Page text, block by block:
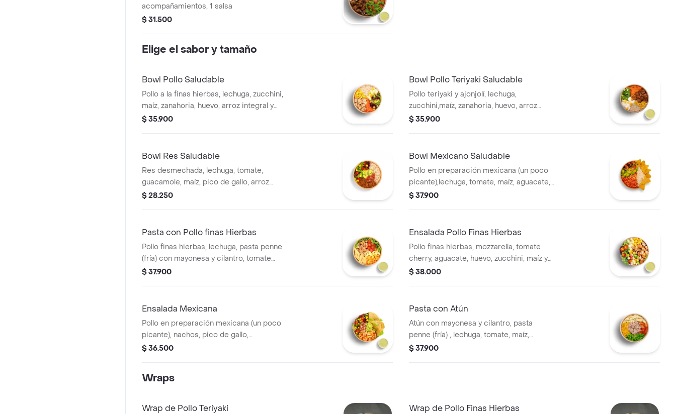
acompañamientos, 1 salsa
$ 31.500
Elige el sabor y tamaño
Bowl Pollo Saludable
Pollo a la finas hierbas, lechuga, zucchini,
maíz, zanahoria, huevo, arroz integral y
salsa verde
$ 35.900
Bowl Pollo Teriyaki Saludable
Pollo teriyaki y ajonjolí, lechuga,
zucchini,maíz, zanahoria, huevo, arroz
integral y salsa verde
$ 35.900
Bowl Res Saludable
Res desmechada, lechuga, tomate,
guacamole, maíz, pico de gallo, arroz
integral y salsa verde
$ 28.250
Bowl Mexicano Saludable
Pollo en preparación mexicana (un poco
picante),lechuga, tomate, maíz, aguacate,
nachos, arroz integral y salsa verde
$ 37.900
Pasta con Pollo finas Hierbas
Pollo finas hierbas, lechuga, pasta penne
(fría) con mayonesa y cilantro, tomate
cherry,mozzarella, maíz, huevo y salsa
$ 37.900
Ensalada Pollo Finas Hierbas
Pollo finas hierbas, mozzarella, tomate
cherry, aguacate, huevo, zucchini, maíz y
base de lechuga
$ 38.000
Ensalada Mexicana
Pollo en preparación mexicana (un poco
picante), nachos, pico de gallo,
guacamole, mozzarrella, maíz, lechuga y
$ 36.500
Pasta con Atún
Atún con mayonesa y cilantro, pasta
penne (fría) , lechuga, tomate, maíz,
guacamole y salsa verde
$ 37.900
Wraps
Wrap de Pollo Teriyaki Wrap de Pollo Finas Hierbas